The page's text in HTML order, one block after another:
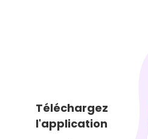
Téléchargez
l'application